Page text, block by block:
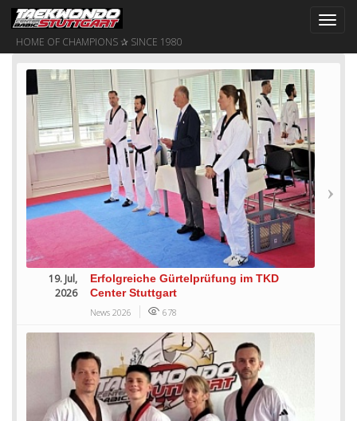
HOME OF CHAMPIONS ✰ SINCE 1980
19. Jul,
2026
Erfolgreiche Gürtelprüfung im TKD
Center Stuttgart
News 2026 678